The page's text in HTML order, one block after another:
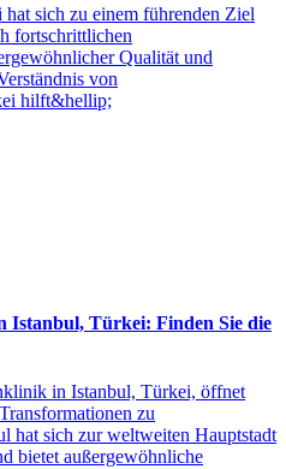
sich zu einem führenden Ziel
fortschrittlichen
Qualität und
von
hilft&hellip;
Istanbul, Türkei: Finden Sie die
in Istanbul, Türkei, öffnet
zu
hat sich zur weltweiten Hauptstadt
bietet außergewöhnliche